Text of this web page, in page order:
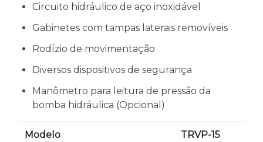
Circuito hidráulico de aço inoxidável
Gabinetes com tampas laterais removíveis
Rodízio de movimentação
Diversos dispositivos de segurança
Manômetro para leitura de pressão da
bomba hidráulica (Opcional)
Modelo TRVP-15